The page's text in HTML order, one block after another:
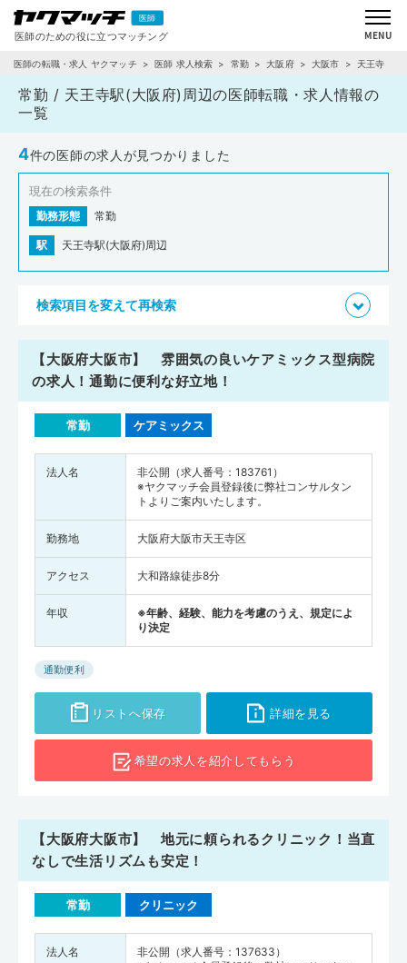
医師の転職・求人 ヤクマッチ 医師 求人検索 常勤 大阪府 大阪市 天王寺
常勤 / 天王寺駅(大阪府)周辺の医師転職・求人情報の
一覧
4件の医師の求人が見つかりました
現在の検索条件
勤務形態 常勤
駅 天王寺駅(大阪府)周辺
検索項目を変えて再検索
【大阪府大阪市】 雰囲気の良いケアミックス型病院
の求人！通勤に便利な好立地！
常勤 ケアミックス
法人名
非公開（求人番号：183761）
※ヤクマッチ会員登録後に弊社コンサルタン
トよりご案内いたします。
勤務地 大阪府大阪市天王寺区
アクセス 大和路線徒歩8分
年収
※年齢、経験、能力を考慮のうえ、規定によ
り決定
通勤便利
リストへ保存 詳細を見る
希望の求人を紹介してもらう
【大阪府大阪市】 地元に頼られるクリニック！当直
なしで生活リズムも安定！
常勤 クリニック
法人名
非公開（求人番号：137633）